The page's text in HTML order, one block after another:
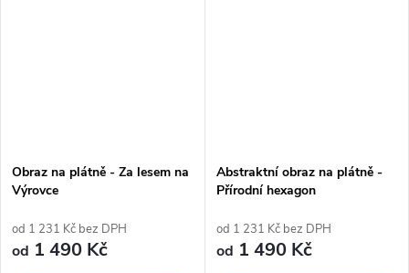
Obraz na plátně - Za lesem na
Výrovce
od 1 231 Kč bez DPH
od 1 490 Kč
Abstraktní obraz na plátně -
Přírodní hexagon
od 1 231 Kč bez DPH
od 1 490 Kč